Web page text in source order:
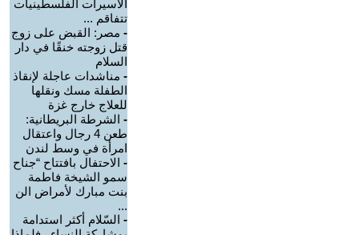
الأسيرات الفلسطينيات
تتفاقم ...
- مصر: القبض على زوج
قتل زوجته خنقًا في دار
السلام
- مناشدات عاجلة لإنقاذ
الطفلة مسك ونقلها
للعلاج خارج غزة
- الشرطة البريطانية:
طعن 4 رجال واعتقال
امرأة في وسط لندن
- الاحتفال بافتتاح “جناح
سمو الشيخة فاطمة
بنت مبارك لأمراض الن
...
- السّلام أكثر استدامة